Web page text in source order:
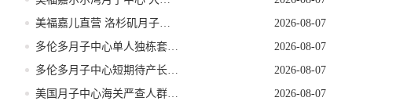
美福嘉儿直营 洛杉矶月子餐营养定制
2026-08-07
多伦多月子中心单人独栋套房私密性极强
2026-08-07
多伦多月子中心短期待产长期受益真实解读
2026-08-07
美国月子中心海关严查人群特征提前规避
2026-08-07